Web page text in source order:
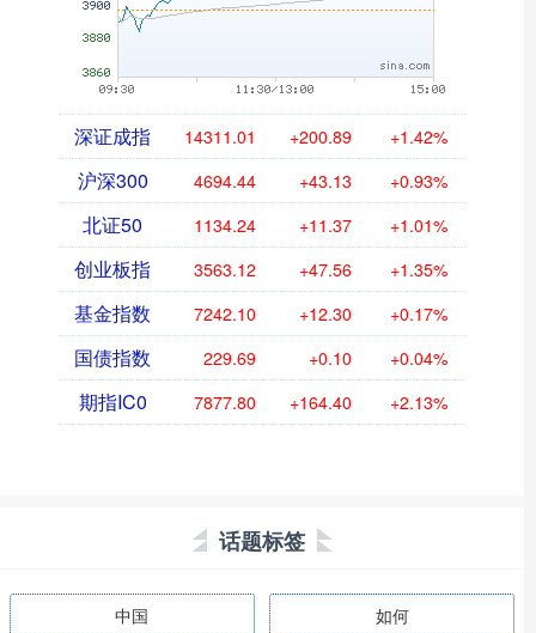
深证成指 14311.01 +200.89 +1.42%
沪深300 4694.44 +43.13 +0.93%
北证50 1134.24 +11.37 +1.01%
创业板指 3563.12 +47.56 +1.35%
基金指数 7242.10 +12.30 +0.17%
国债指数 229.69 +0.10 +0.04%
期指IC0 7877.80 +164.40 +2.13%
话题标签
中国 如何